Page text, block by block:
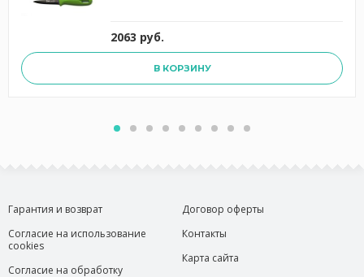
2063 руб.
В КОРЗИНУ
Гарантия и возврат
Согласие на использование
cookies
Согласие на обработку
Договор оферты
Контакты
Карта сайта